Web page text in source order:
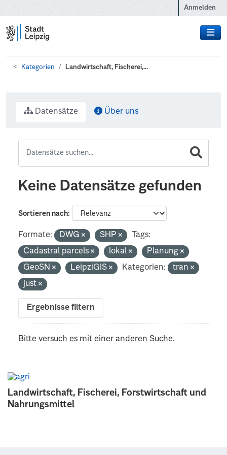
Anmelden
Kategorien Landwirtschaft, Fischerei,...
Landwirtschaft, Fischerei, Forstwirtschaft und
Nahrungsmittel
Datensätze Über uns
Keine Datensätze gefunden
Sortieren nach
Formate: DWG SHP
Tags:
Cadastral parcels
lokal
Planung
GeoSN
LeipziGIS Kategorien:
tran
just
Ergebnisse filtern
Bitte versuch es mit einer anderen Suche.